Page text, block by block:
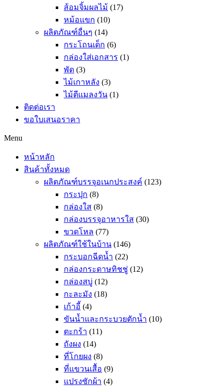
ส้อมจิ้มผลไม้ (17)
หม้อแขก (10)
ผลิตภัณฑ์อื่นๆ (14)
กระโถนเด็ก (6)
กล่องใส่เอกสาร (1)
พัด (3)
ไม้เกาหลัง (3)
ไม้ตีแมลงวัน (1)
ติดต่อเรา
ขอใบเสนอราคา
Menu
หน้าหลัก
สินค้าทั้งหมด
ผลิตภัณฑ์บรรจุอเนกประสงค์ (123)
กระปุก (8)
กล่องใส (8)
กล่องบรรจุอาหารใส (30)
ขวดโหล (77)
ผลิตภัณฑ์ใช้ในบ้าน (146)
กระบอกฉีดน้ำ (22)
กล่องกระดาษทิชชู่ (12)
กล่องสบู่ (12)
กะละมัง (18)
เก้าอี้ (4)
ขันน้ำและกระบวยตักน้ำ (10)
ตะกร้า (11)
ถังผง (14)
ที่โกยผง (8)
ที่แขวนเสื้อ (9)
แปรงซักผ้า (4)